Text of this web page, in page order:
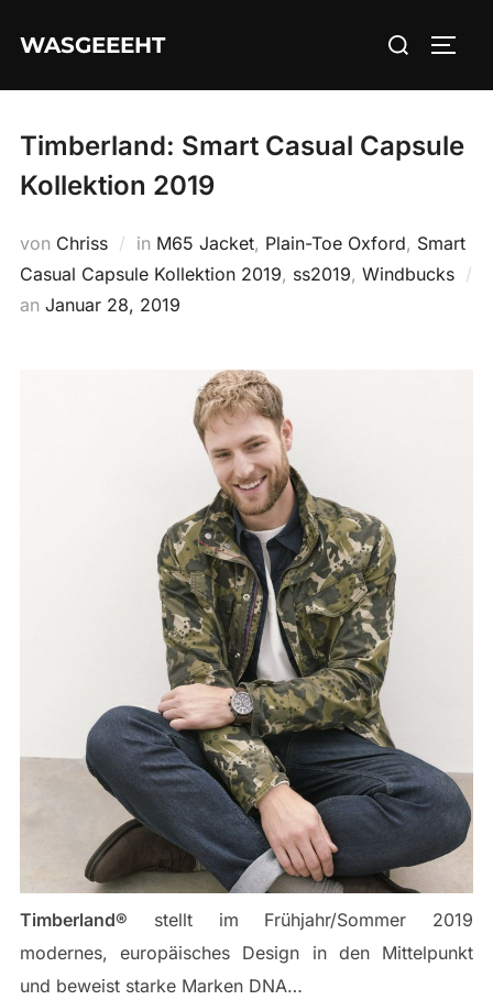
InhaltWASGEEEHT
Suchen
Timberland: Smart Casual Capsule
Kollektion 2019
von Chriss in M65 Jacket, Plain-Toe Oxford, Smart
Casual Capsule Kollektion 2019, ss2019, Windbucks
an Veröffentlicht
Januar 28, 2019
Timberland® stellt im Frühjahr/Sommer 2019
modernes, europäisches Design in den Mittelpunkt
und beweist starke Marken DNA…